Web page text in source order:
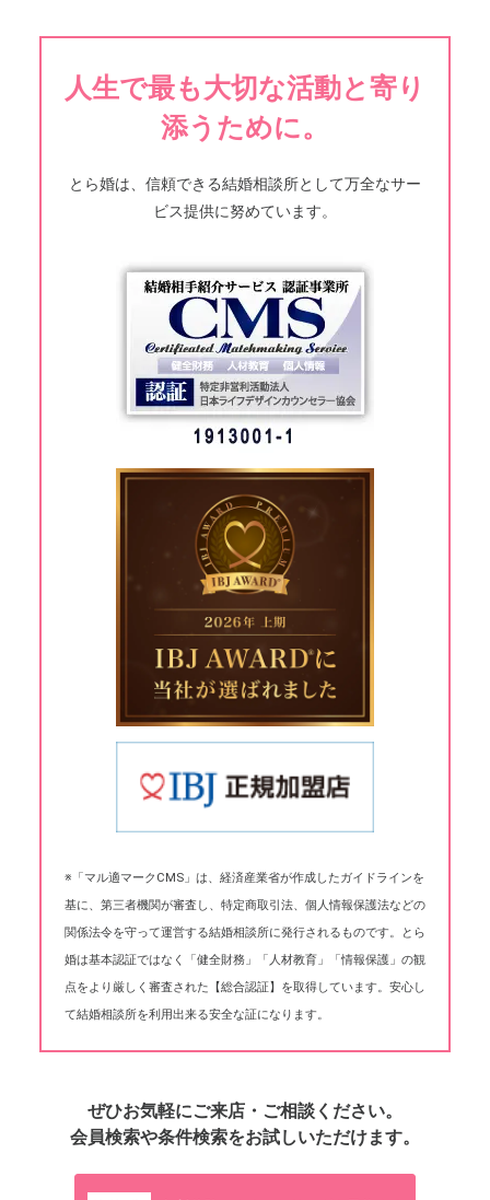
人生で最も大切な活動と寄り
添うために。
とら婚は、信頼できる結婚相談所として万全なサー
ビス提供に努めています。
※「マル適マークCMS」は、経済産業省が作成したガイドラインを
基に、第三者機関が審査し、特定商取引法、個人情報保護法などの
関係法令を守って運営する結婚相談所に発行されるものです。とら
婚は基本認証ではなく「健全財務」「人材教育」「情報保護」の観
点をより厳しく審査された【総合認証】を取得しています。安心し
て結婚相談所を利用出来る安全な証になります。
ぜひお気軽にご来店・ご相談ください。
会員検索や条件検索をお試しいただけます。